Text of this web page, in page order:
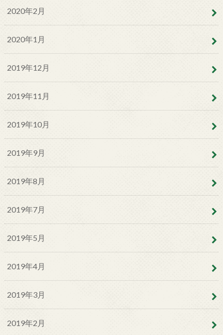
2020年2月
2020年1月
2019年12月
2019年11月
2019年10月
2019年9月
2019年8月
2019年7月
2019年5月
2019年4月
2019年3月
2019年2月